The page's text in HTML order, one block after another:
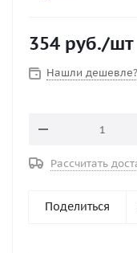
: нержавеющая
354 руб./шт
Нашли дешевле?
Рассчитать
Поделиться